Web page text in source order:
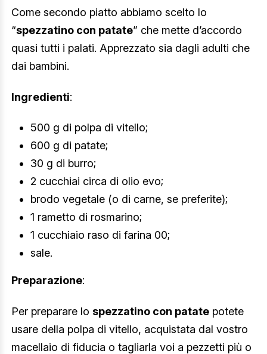
Come secondo piatto abbiamo scelto lo
“spezzatino con patate” che mette d’accordo
quasi tutti i palati. Apprezzato sia dagli adulti che
dai bambini.
Ingredienti:
500 g di polpa di vitello;
600 g di patate;
30 g di burro;
2 cucchiai circa di olio evo;
brodo vegetale (o di carne, se preferite);
1 rametto di rosmarino;
1 cucchiaio raso di farina 00;
sale.
Preparazione:
Per preparare lo spezzatino con patate potete
usare della polpa di vitello, acquistata dal vostro
macellaio di fiducia o tagliarla voi a pezzetti più o